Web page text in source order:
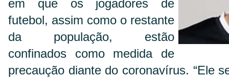
em que os jogadores de
futebol, assim como o restante
da população, estão
confinados como medida de
precaução diante do coronavírus. “Ele